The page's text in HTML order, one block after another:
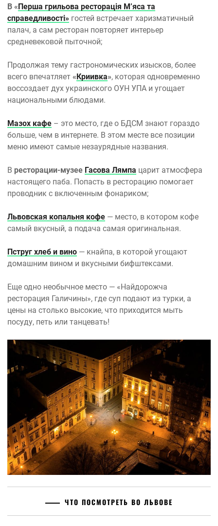
В «Перша грильова ресторацiя М’яса та
справедливостi» гостей встречает харизматичный
палач, а сам ресторан повторяет интерьер
средневековой пыточной;
Продолжая тему гастрономических изысков, более
всего впечатляет «Криивка», которая одновременно
воссоздает дух украинского ОУН УПА и угощает
национальными блюдами.
Мазох кафе – это место, где о БДСМ знают гораздо
больше, чем в интернете. В этом месте все позиции
меню имеют самые незаурядные названия.
В ресторации-музее Гасова Лямпа царит атмосфера
настоящего паба. Попасть в ресторацию помогает
проводник с включенным фонариком;
Львовская копальня кофе — место, в котором кофе
самый вкусный, а подача самая оригинальная.
Пструг хлеб и вино — кнайпа, в которой угощают
домашним вином и вкусными бифштексами.
Еще одно необычное место — «Найдорожча
ресторация Галичины», где суп подают из турки, а
цены на столько высокие, что приходится мыть
посуду, петь или танцевать!
ЧТО ПОСМОТРЕТЬ ВО ЛЬВОВЕ